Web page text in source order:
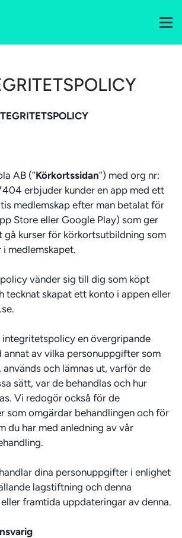
AB (”Körkortssidan”) med org nr:
erbjuder kunder en app med ett
medlemskap efter man betalat för
Store eller Google Play) som ger
gå kurser för körkortsutbildning som
medlemskapet.
vänder sig till dig som köpt
tecknat skapat ett konto i appen eller
integritetspolicy en övergripande
annat av vilka personuppgifter som
används och lämnas ut, varför de
sätt, var de behandlas och hur
Vi redogör också för de
som omgärdar behandlingen och för
du har med anledning av vår
dina personuppgifter i enlighet
lagstiftning och denna
framtida uppdateringar av denna.